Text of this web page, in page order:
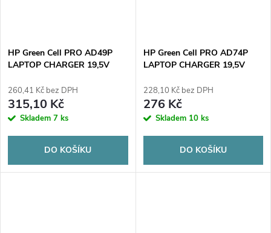
HP Green Cell PRO AD49P
LAPTOP CHARGER 19,5V
260,41 Kč bez DPH
315,10 Kč
Skladem 7 ks
DO KOŠÍKU
HP Green Cell PRO AD74P
LAPTOP CHARGER 19,5V
228,10 Kč bez DPH
276 Kč
Skladem 10 ks
DO KOŠÍKU